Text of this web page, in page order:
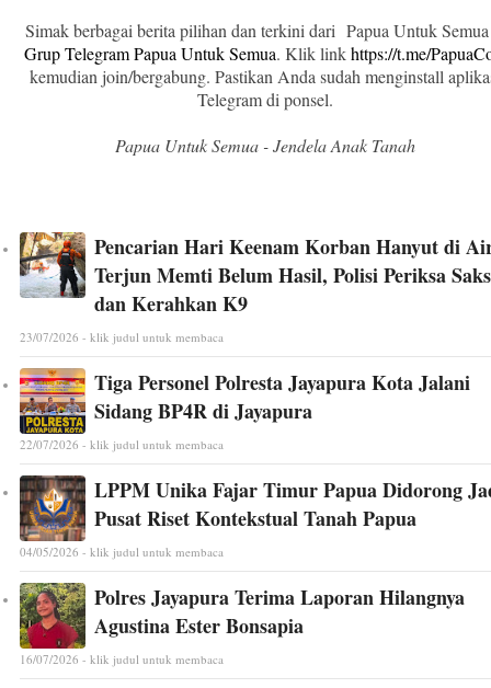
Simak berbagai berita pilihan dan terkini dari Papua Untuk
Grup Telegram Papua Untuk Semua. Klik linkhttps://t.me/
kemudian join/bergabung. Pastikan Anda sudah menginstall
Telegram di ponsel.
Papua Untuk Semua - Jendela Anak Tanah
Pencarian Hari Keenam Korban Hanyut di
Terjun Memti Belum Hasil, Polisi Periksa
dan Kerahkan K9
23/07/2026 - klik judul untuk membaca
Tiga Personel Polresta Jayapura Kota Jalani
Sidang BP4R di Jayapura
22/07/2026 - klik judul untuk membaca
LPPM Unika Fajar Timur Papua Didorong
Pusat Riset Kontekstual Tanah Papua
04/05/2026 - klik judul untuk membaca
Polres Jayapura Terima Laporan Hilangnya
Agustina Ester Bonsapia
16/07/2026 - klik judul untuk membaca